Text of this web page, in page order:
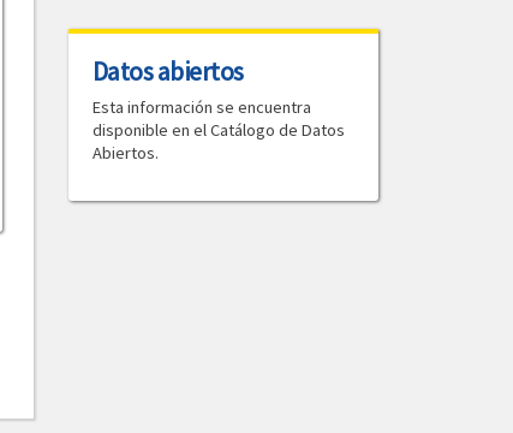
Datos abiertos
Esta información se encuentra
disponible en el Catálogo de Datos
Abiertos.